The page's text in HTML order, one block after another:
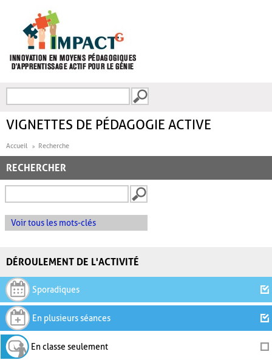
FORMULAIRE DE
VIGNETTES DE PÉDAGOGIE ACTIVE
Accueil Recherche
RECHERCHER
Voir tous les mots-clés
DÉROULEMENT DE L'ACTIVITÉ
Sporadiques
En plusieurs séances
En classe seulement